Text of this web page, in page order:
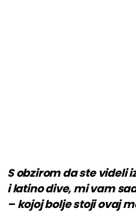
S obzirom da ste videli
i latino dive, mi vam
– kojoj bolje stoji ovaj